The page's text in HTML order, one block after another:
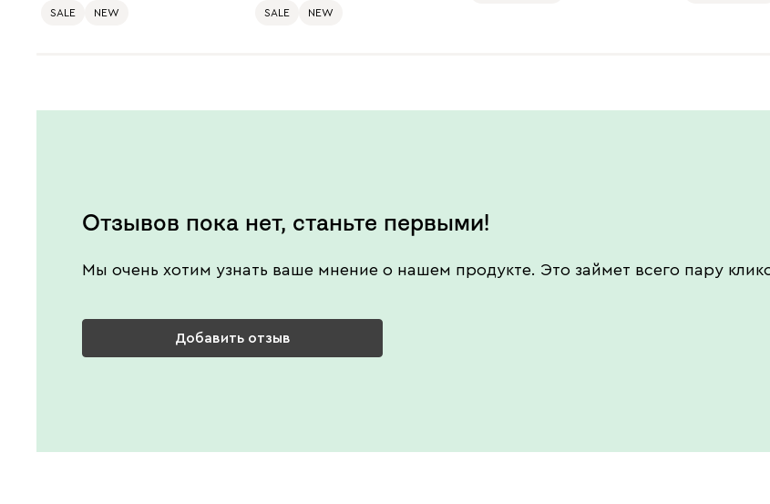
SALE NEW SALE NEW
Отзывов пока нет, станьте первыми!
Мы очень хотим узнать ваше мнение о нашем продукте. Это займет всего пару
Добавить отзыв